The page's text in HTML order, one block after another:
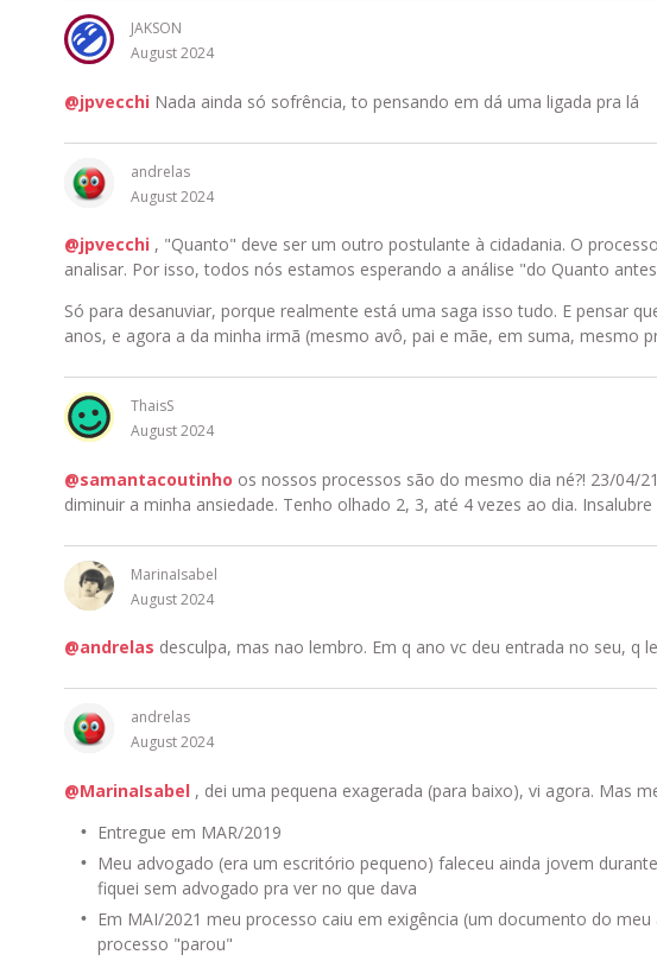
JAKSON
August 2024
@jpvecchi Nada ainda só sofrência, to pensando em dá uma ligada pra lá
andrelas
August 2024
@jpvecchi , "Quanto" deve ser um outro postulante à cidadania. O
analisar. Por isso, todos nós estamos esperando a análise "do Quanto
Só para desanuviar, porque realmente está uma saga isso tudo. E pensar
anos, e agora a da minha irmã (mesmo avô, pai e mãe, em suma, mesmo
ThaisS
August 2024
@samantacoutinho os nossos processos são do mesmo dia né?! 23/04/
diminuir a minha ansiedade. Tenho olhado 2, 3, até 4 vezes ao dia. Insalubre
MarinaIsabel
August 2024
@andrelas desculpa, mas nao lembro. Em q ano vc deu entrada no seu, q
andrelas
August 2024
@MarinaIsabel , dei uma pequena exagerada (para baixo), vi agora. Mas
Entregue em MAR/2019
Meu advogado (era um escritório pequeno) faleceu ainda jovem
fiquei sem advogado pra ver no que dava
Em MAI/2021 meu processo caiu em exigência (um documento do
processo "parou"